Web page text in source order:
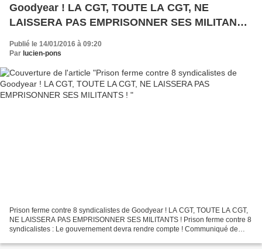
Goodyear ! LA CGT, TOUTE LA CGT, NE
LAISSERA PAS EMPRISONNER SES MILITANTS
Publié le 14/01/2016 à 09:20
Par lucien-pons
Prison ferme contre 8 syndicalistes de Goodyear ! LA CGT, TOUTE LA CGT,
NE LAISSERA PAS EMPRISONNER SES MILITANTS ! Prison ferme contre 8
syndicalistes : Le gouvernement devra rendre compte ! Communiqué de